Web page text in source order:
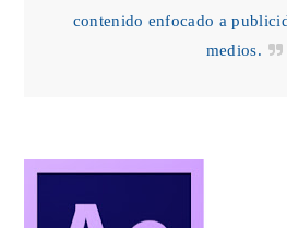
contenido enfocado a
medios.